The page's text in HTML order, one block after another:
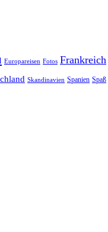
Europareisen Fotos Frankreich
Skandinavien Spanien Spaß